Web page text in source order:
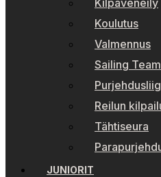
Kilpaveneily
Koulutus
Valmennus
Sailing
Reilun
Tähtiseura
JUNIORIT